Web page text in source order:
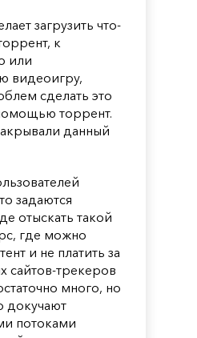
загрузить что-
к
или
видеоигру,
сделать это
торрент.
данный
задаются
отыскать такой
где можно
и не платить за
сайтов-трекеров
много, но
докучают
потоками